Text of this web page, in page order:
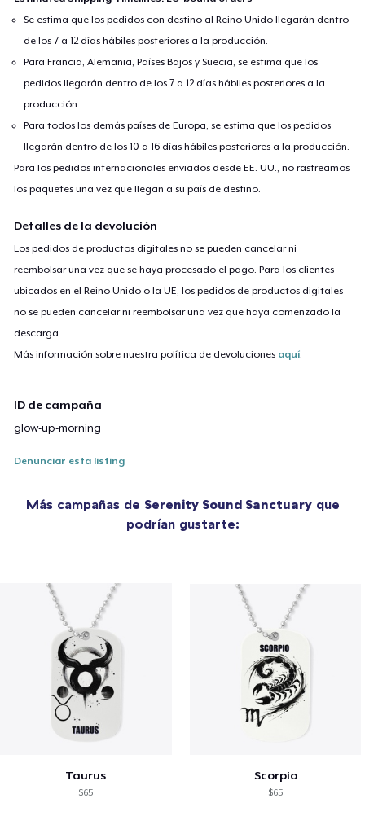
Se estima que los pedidos con destino al Reino Unido llegarán dentro
de los 7 a 12 días hábiles posteriores a la producción.
Para Francia, Alemania, Países Bajos y Suecia, se estima que los
pedidos llegarán dentro de los 7 a 12 días hábiles posteriores a la
producción.
Para todos los demás países de Europa, se estima que los pedidos
llegarán dentro de los 10 a 16 días hábiles posteriores a la producción.
Para los pedidos internacionales enviados desde EE. UU., no rastreamos
los paquetes una vez que llegan a su país de destino.
Detalles de la devolución
Los pedidos de productos digitales no se pueden cancelar ni
reembolsar una vez que se haya procesado el pago. Para los clientes
ubicados en el Reino Unido o la UE, los pedidos de productos digitales
no se pueden cancelar ni reembolsar una vez que haya comenzado la
descarga.
Más información sobre nuestra política de devoluciones aquí
ID de campaña
glow-up-morning
Denunciar esta listing
Más campañas de Serenity Sound Sanctuaryque
podrían gustarte:
Taurus
$65
Scorpio
$65